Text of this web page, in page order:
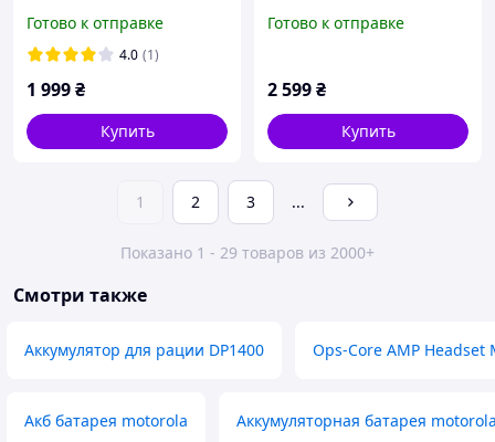
Готово к отправке
4.0 (1)
1 999₴
Купить
DM4400/4600
Готово к отправке
2 599₴
Купить
1 2 3 ...
Показано 1 - 29 товаров из 2000+
Смотри также
Аккумулятор для рации DP1400 Ops-Core AMP Headset
Акб батарея motorola Аккумуляторная батарея